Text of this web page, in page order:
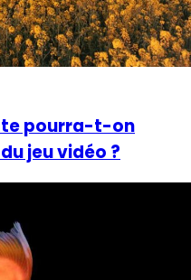
pourra-t-on
jeu vidéo ?